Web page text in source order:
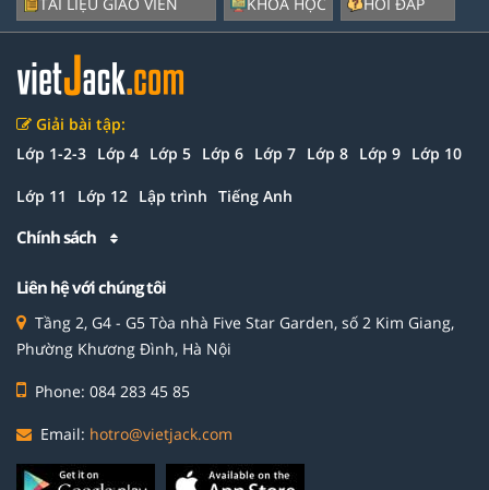
Giải bài tập:
Lớp 1-2-3 Lớp 4 Lớp 5 Lớp 6 Lớp 7 Lớp 8 Lớp 9 Lớp 10
Lớp 11 Lớp 12 Lập trình Tiếng Anh
Chính sách
Liên hệ với chúng tôi
Tầng 2, G4 - G5 Tòa nhà Five Star Garden, số 2 Kim Giang,
Phường Khương Đình, Hà Nội
Phone: 084 283 45 85
Email: hotro@vietjack.com